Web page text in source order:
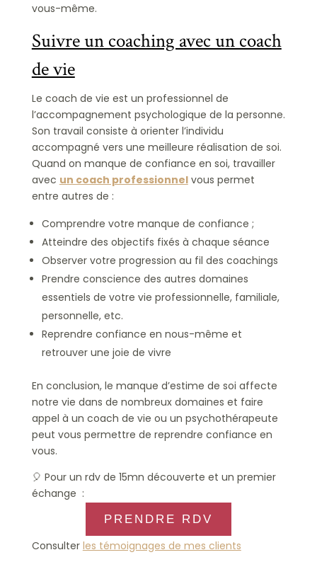
vous-même.
Suivre un coaching avec un coach
de vie
Le coach de vie est un professionnel de
l’accompagnement psychologique de la personne.
Son travail consiste à orienter l’individu
accompagné vers une meilleure réalisation de soi.
Quand on manque de confiance en soi, travailler
avec un coach professionnelvous permet
entre autres de :
Comprendre votre manque de confiance ;
Atteindre des objectifs fixés à chaque séance
Observer votre progression au fil des coachings
Prendre conscience des autres domaines
essentiels de votre vie professionnelle, familiale,
personnelle, etc.
Reprendre confiance en nous-même et
retrouver une joie de vivre
En conclusion, le manque d’estime de soi affecte
notre vie dans de nombreux domaines et faire
appel à un coach de vie ou un psychothérapeute
peut vous permettre de reprendre confiance en
vous.
🎈 Pour un rdv de 15mn découverte et un premier
échange :
PRENDRE RDV
Consulter les témoignages de mes clients